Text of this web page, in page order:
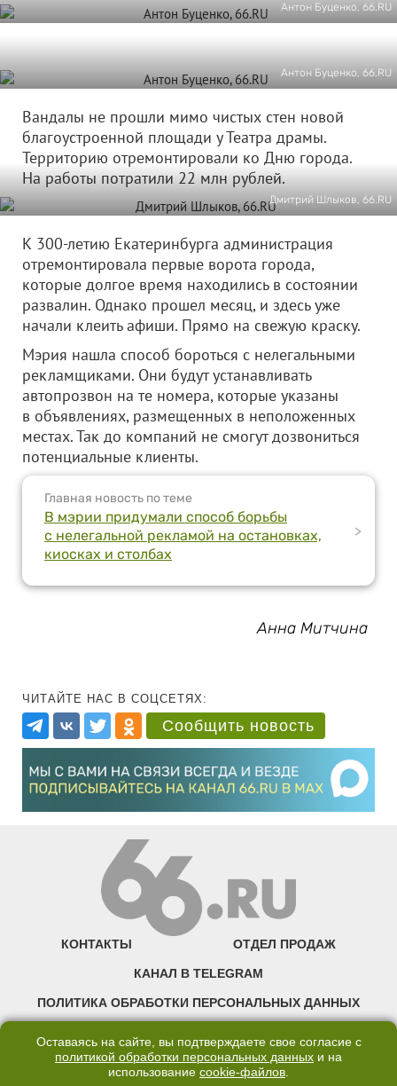
Антон Буценко, 66.RU
Антон Буценко, 66.RU
Вандалы не прошли мимо чистых стен новой
благоустроенной площади у Театра драмы.
Территорию отремонтировали ко Дню города.
На работы потратили 22 млн рублей.
Дмитрий Шлыков, 66.RU
К 300-летию Екатеринбурга администрация
отремонтировала первые ворота города,
которые долгое время находились в состоянии
развалин. Однако прошел месяц, и здесь уже
начали клеить афиши. Прямо на свежую краску.
Мэрия нашла способ бороться с нелегальными
рекламщиками. Они будут устанавливать
автопрозвон на те номера, которые указаны
в объявлениях, размещенных в неположенных
местах. Так до компаний не смогут дозвониться
потенциальные клиенты.
Главная новость по теме
В мэрии придумали способ борьбы
с нелегальной рекламой на остановках,
киосках и столбах
>
Анна Митчина
ЧИТАЙТЕ НАС В СОЦСЕТЯХ:
Сообщить новость
КОНТАКТЫ ОТДЕЛ ПРОДАЖ
КАНАЛ В TELEGRAM
ПОЛИТИКА ОБРАБОТКИ ПЕРСОНАЛЬНЫХ ДАННЫХ
©2007—2025 66.RU. Воспроизведение, сообщение, доведение до всеобщего
Оставаясь на сайте, вы подтверждаете свое согласие с
политикой обработки персональных данных и на
использование cookie-файлов.